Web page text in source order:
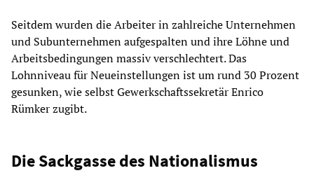
Seitdem wurden die Arbeiter in zahlreiche Unternehmen
und Subunternehmen aufgespalten und ihre Löhne und
Arbeitsbedingungen massiv verschlechtert. Das
Lohnniveau für Neueinstellungen ist um rund 30 Prozent
gesunken, wie selbst Gewerkschaftssekretär Enrico
Rümker zugibt.
Die Sackgasse des Nationalismus